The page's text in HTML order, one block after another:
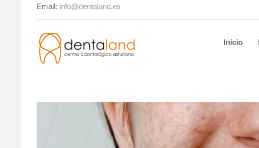
Email: info@dentaland.es
Inicio